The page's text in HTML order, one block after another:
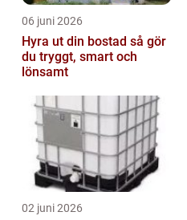
06 juni 2026
Hyra ut din bostad så gör
du tryggt, smart och
lönsamt
02 juni 2026